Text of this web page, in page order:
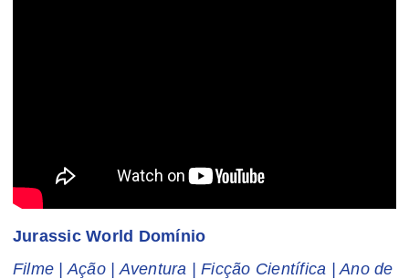
Jurassic World Domínio
Filme | Ação | Aventura | Ficção Científica | Ano de